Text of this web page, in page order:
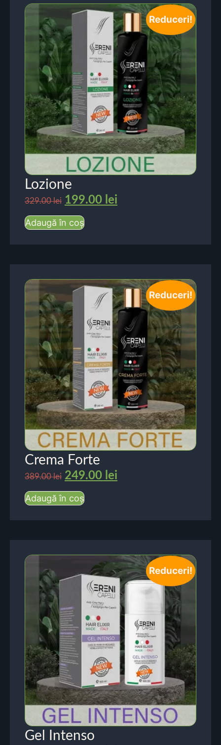
Reduceri!
Lozione
329.00lei 199.00 lei
Adaugă în coș
Reduceri!
Crema Forte
389.00lei 249.00 lei
Adaugă în coș
Reduceri!
Gel Intenso